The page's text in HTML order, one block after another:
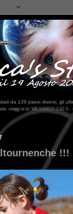
da 139 paesi diversi, gli
!!!
!!!